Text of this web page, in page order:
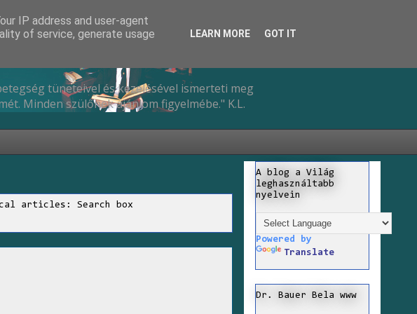
tüneteivel és kezelésével ismerteti meg
Minden szülőnek ajánlom figyelmébe." K.L.
articles: Search box
A blog a Világ
leghasználtabb
nyelvein
Powered by
Translate
Dr. Bauer Bela www
IP address and user-agent
of service, generate usage
LEARN MORE GOT IT